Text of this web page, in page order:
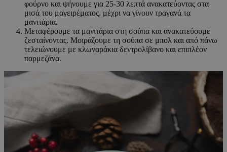
φούρνο και ψήνουμε για 25-30 λεπτά ανακατεύοντας στα
μισά του μαγειρέματος, μέχρι να γίνουν τραγανά τα
μανιτάρια.
Μεταφέρουμε τα μανιτάρια στη σούπα και ανακατεύουμε
ζεσταίνοντας. Μοιράζουμε τη σούπα σε μπολ και από πάνω
τελειώνουμε με κλωναράκια δεντρολίβανο και επιπλέον
παρμεζάνα.